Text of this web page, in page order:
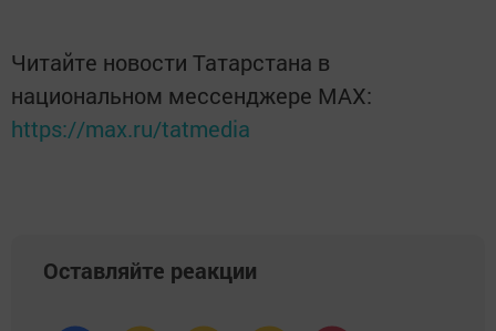
Читайте новости Татарстана в
национальном мессенджере MАХ:
https://max.ru/tatmedia
Оставляйте реакции